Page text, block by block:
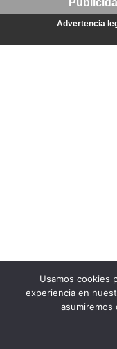
Usamos cookies
experiencia en
asumiremos
Advertencia